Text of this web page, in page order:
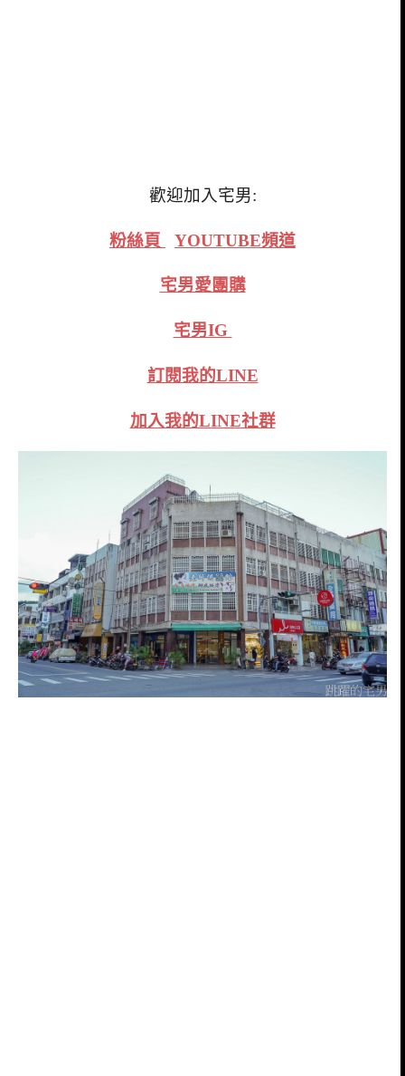
歡迎加入宅男:
粉絲頁 YOUTUBE頻道
宅男愛團購
宅男IG
訂閱我的LINE
加入我的LINE社群